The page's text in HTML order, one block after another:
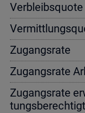
Ver­bleibs­quo­te
Zu­gangs­ra­te
Zu­gangs­ra­te
Zu­gangs­ra­te